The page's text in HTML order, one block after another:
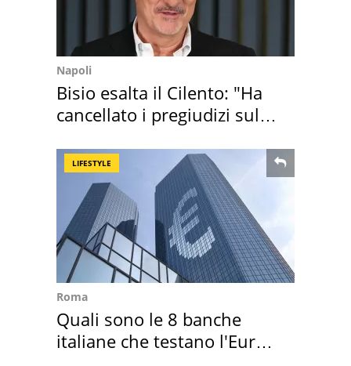
Napoli
Bisio esalta il Cilento: "Ha
cancellato i pregiudizi sul
LIFESTYLE
Roma
Quali sono le 8 banche
italiane che testano l'Euro